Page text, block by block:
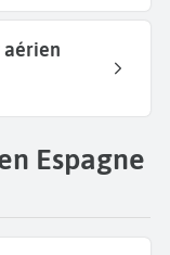
aérien
Espagne